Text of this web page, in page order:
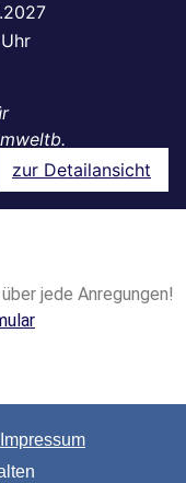
zur Detailansicht
jede Anregungen!
Impressum